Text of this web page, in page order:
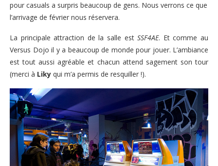
pour casuals a surpris beaucoup de gens. Nous verrons ce que
l’arrivage de février nous réservera.
La principale attraction de la salle estSSF4AE. Et comme au
Versus Dojo il y a beaucoup de monde pour jouer. L’ambiance
est tout aussi agréable et chacun attend sagement son tour
(merci à Liky qui m’a permis de resquiller !).